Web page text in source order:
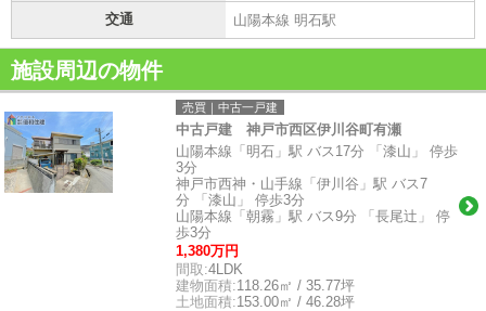
交通 山陽本線 明石駅
施設周辺の物件
売買｜中古一戸建
中古戸建 神戸市西区伊川谷町有瀬
山陽本線「明石」駅 バス17分 「漆山」 停歩
3分
神戸市西神・山手線「伊川谷」駅 バス7
分 「漆山」 停歩3分
山陽本線「朝霧」駅 バス9分 「長尾辻」 停
歩3分
1,380万円
間取:4LDK
建物面積:118.26㎡ / 35.77坪
土地面積:153.00㎡ / 46.28坪